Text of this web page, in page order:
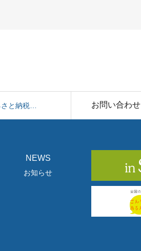
と納税…
と納税…
お問い合わせ
NEWS
お知らせ